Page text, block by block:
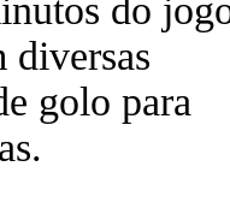
do
diversas
golo para